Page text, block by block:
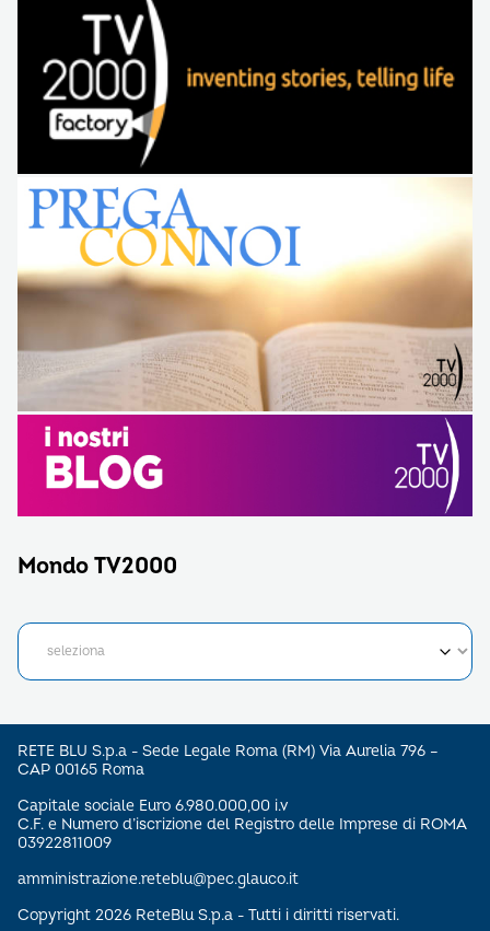
Mondo TV2000
RETE BLU S.p.a - Sede Legale Roma (RM) Via Aurelia 796 –
CAP 00165 Roma
Capitale sociale Euro 6.980.000,00 i.v
C.F. e Numero d’iscrizione del Registro delle Imprese di ROMA
03922811009
amministrazione.reteblu@pec.glauco.it
Copyright 2026 ReteBlu S.p.a - Tutti i diritti riservati.